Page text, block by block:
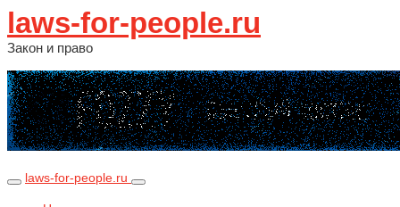
laws-for-people.ru
Закон и право
laws-for-people.ru